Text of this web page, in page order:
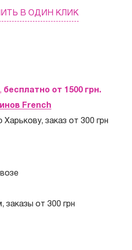
В ОДИН КЛИК
бесплатно от 1500 грн.
French
заказ от 300 грн
от 300 грн